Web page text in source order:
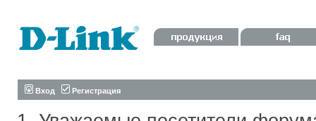
Вход Регистрация